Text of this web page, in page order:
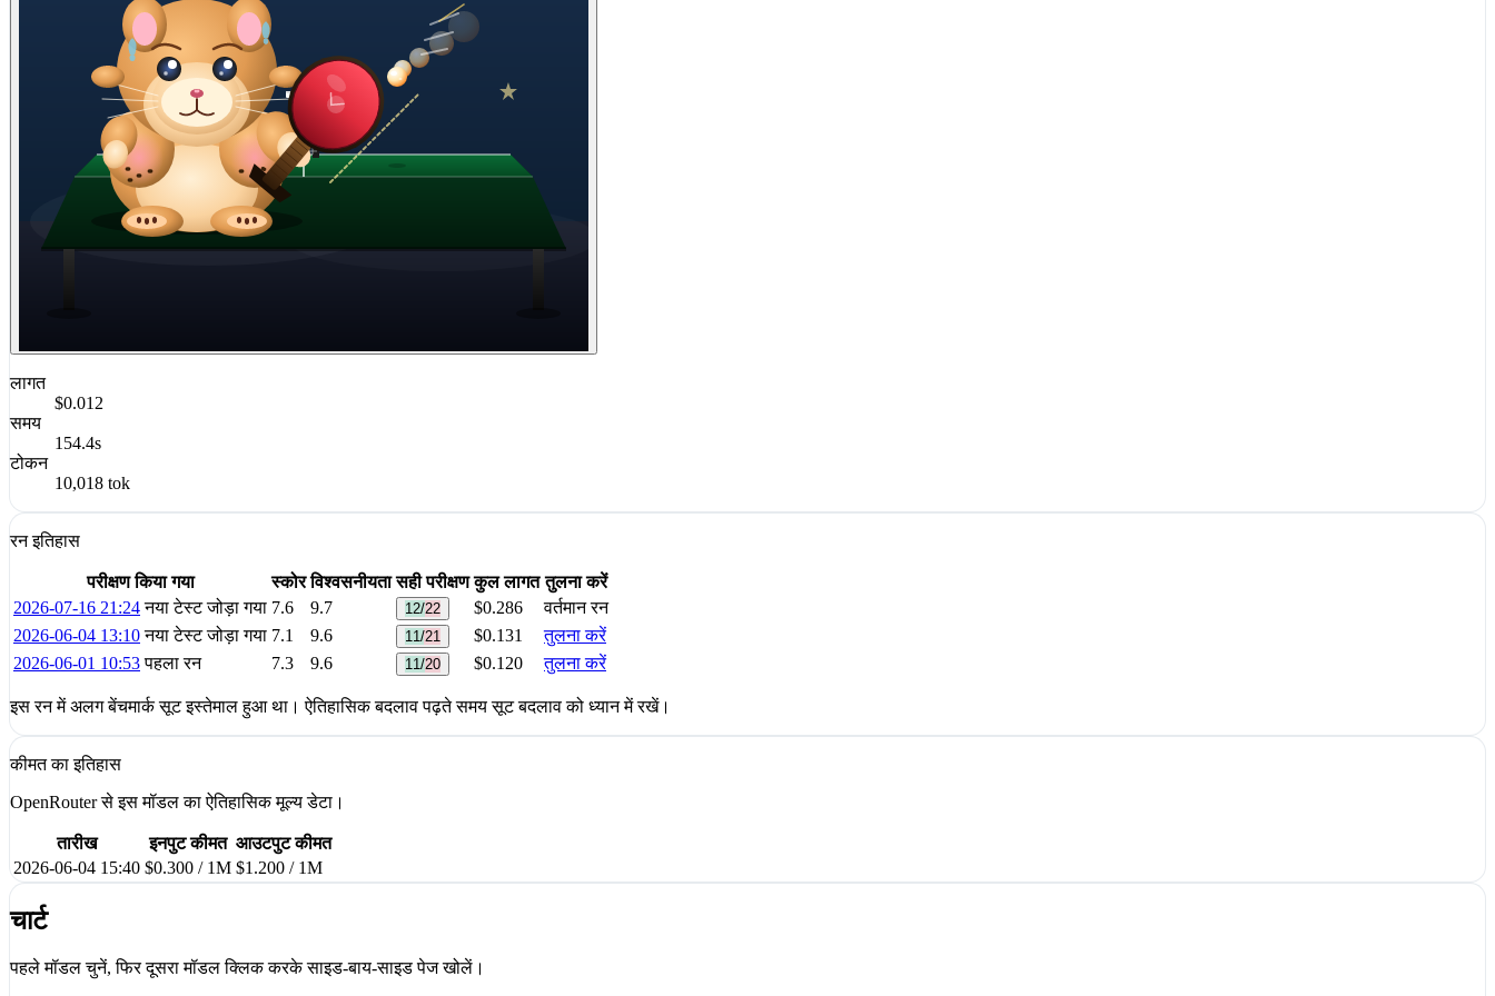
लागत
$0.012
समय
154.4s
टोकन
10,018 tok
रन इतिहास
परीक्षण किया गया स्कोर विश्वसनीयता सही परीक्षण कुल लागत तुलना करें
2026-07-16 21:24 नया टेस्ट जोड़ा गया 7.6 9.7 12/22 $0.286
वर्तमान रन
2026-06-04 13:10 नया टेस्ट जोड़ा गया 7.1 9.6 11/21 $0.131
तुलना करें
2026-06-01 10:53 पहला रन 7.3 9.6 11/20 $0.120 तुलना करें
इस रन में अलग बेंचमार्क सूट इस्तेमाल हुआ था। ऐतिहासिक बदलाव पढ़ते समय सूट बदलाव को ध्यान में रखें।
कीमत का इतिहास
OpenRouter से इस मॉडल का ऐतिहासिक मूल्य डेटा।
तारीख इनपुट कीमत आउटपुट कीमत
2026-06-04 15:40 $0.300 / 1M $1.200 / 1M
चार्ट
पहले मॉडल चुनें, फिर दूसरा मॉडल क्लिक करके साइड-बाय-साइड पेज खोलें।